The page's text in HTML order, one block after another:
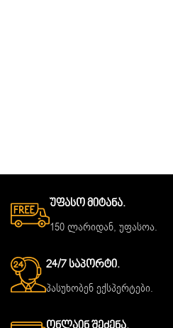
Უფასო Მიტანა.
150 ლარიდან, უფასოა.
24/7 Საპორტი.
პასუხობენ ექსპერტები.